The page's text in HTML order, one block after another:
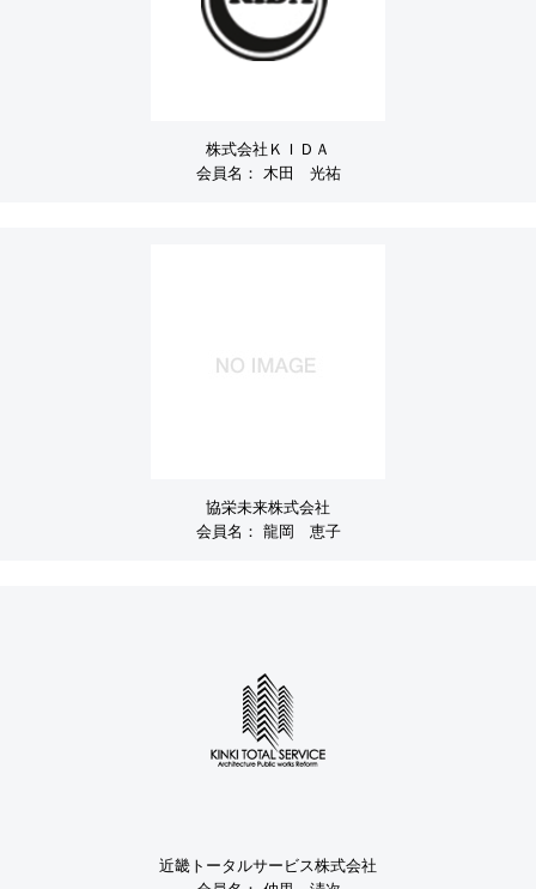
株式会社ＫＩＤＡ
会員名：
木田 光祐
協栄未来株式会社
会員名： 龍岡 恵子
近畿トータルサービス株式会社